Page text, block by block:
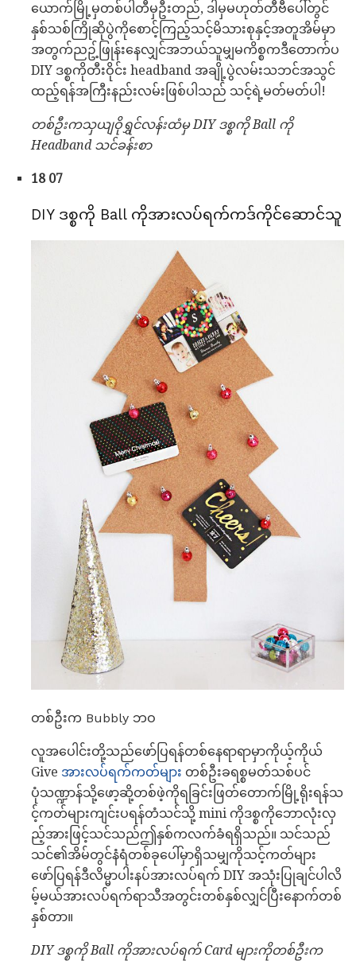
ယောက်မြို့မှတစ်ပါတီမှဦးတည်, ဒါမှမဟုတ်တီဗီပေါ်တွင်
နှစ်သစ်ကြိုဆိုပွဲကိုစောင့်ကြည့်သင့်မိသားစုနှင့်အတူအိမ်မှာ
အတွက်ညဥ့်ဖြုန်းနေလျှင်အဘယ်သူမျှမကိစ္စကဒီတောက်ပ
DIY ဒစ္စကိုတီးဝိုင်း headband အချို့ပွဲလမ်းသဘင်အသွင်
ထည့်ရန်အကြီးနည်းလမ်းဖြစ်ပါသည် သင့်ရဲ့မတ်မတ်ပါ!
တစ်ဦးကသှယျဝိုရွှင်လန်းထံမှ DIY ဒစ္စကို Ball ကို
Headband သင်ခန်းစာ
18 07
DIY ဒစ္စကို Ball ကိုအားလပ်ရက်ကဒ်ကိုင်ဆောင်သူ
တစ်ဦးက Bubbly ဘဝ
လူအပေါင်းတို့သည်ဖော်ပြရန်တစ်နေရာရာမှာကိုယ့်ကိုယ်
Give အားလပ်ရက်ကတ်များ တစ်ဦးခရစ္စမတ်သစ်ပင်
ပုံသဏ္ဍာန်သို့ဖော့ဆို့တစ်ဖဲ့ကိုရခြင်းဖြတ်တောက်မြို့ရိုးရန်သ
င့်ကတ်များကျင်းပရန်တံသင်သို့ mini ကိုဒစ္စကိုဘောလုံးလှ
ည့်အားဖြင့်သင်သည်ဤနှစ်ကလက်ခံရရှိသည်။ သင်သည်
သင်၏အိမ်တွင်နံရံတစ်ခုပေါ်မှာရှိသမျှကိုသင့်ကတ်များ
ဖော်ပြရန်ဒီလိမ္မာပါးနပ်အားလပ်ရက် DIY အသုံးပြုချင်ပါလိ
မ့်မယ်အားလပ်ရက်ရာသီအတွင်းတစ်နှစ်လျှင်ပြီးနောက်တစ်
နှစ်တာ။
DIY ဒစ္စကို Ball ကိုအားလပ်ရက် Card များကိုတစ်ဦးက